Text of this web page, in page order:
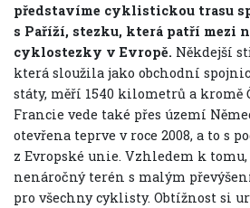
představíme cyklistickou trasu
s Paříží, stezku, která patří mezi
cyklostezky v Evropě. Někdejší
která sloužila jako obchodní
státy, měří 1540 kilometrů a kromě
Francie vede také přes území
otevřena teprve v roce 2008, a to s
z Evropské unie. Vzhledem k tomu,
nenáročný terén s malým
pro všechny cyklisty. Obtížnost si